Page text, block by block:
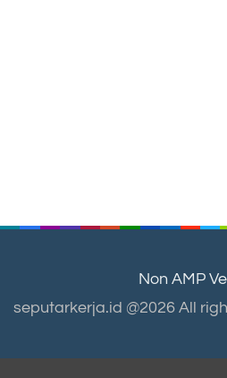
Non AMP
seputarkerja.id @2026 All